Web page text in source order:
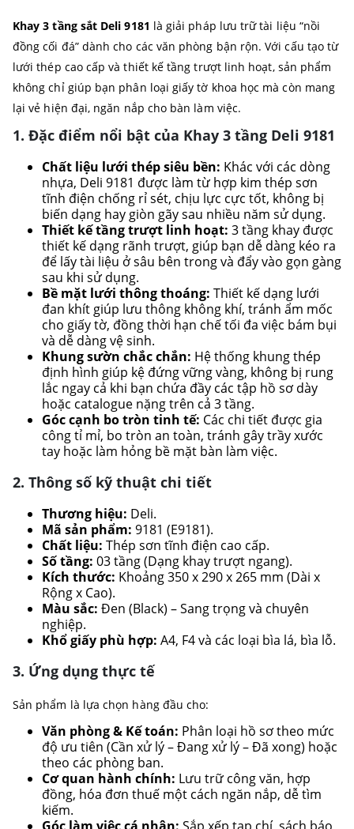
Khay 3 tầng sắt Deli 9181 là giải pháp lưu trữ tài liệu “nồi
đồng cối đá” dành cho các văn phòng bận rộn. Với cấu tạo từ
lưới thép cao cấp và thiết kế tầng trượt linh hoạt, sản phẩm
không chỉ giúp bạn phân loại giấy tờ khoa học mà còn mang
lại vẻ hiện đại, ngăn nắp cho bàn làm việc.
1. Đặc điểm nổi bật của Khay 3 tầng Deli 9181
Chất liệu lưới thép siêu bền: Khác với các dòng
nhựa, Deli 9181 được làm từ hợp kim thép sơn
tĩnh điện chống rỉ sét, chịu lực cực tốt, không bị
biến dạng hay giòn gãy sau nhiều năm sử dụng.
Thiết kế tầng trượt linh hoạt: 3 tầng khay được
thiết kế dạng rãnh trượt, giúp bạn dễ dàng kéo ra
để lấy tài liệu ở sâu bên trong và đẩy vào gọn gàng
sau khi sử dụng.
Bề mặt lưới thông thoáng: Thiết kế dạng lưới
đan khít giúp lưu thông không khí, tránh ẩm mốc
cho giấy tờ, đồng thời hạn chế tối đa việc bám bụi
và dễ dàng vệ sinh.
Khung sườn chắc chắn: Hệ thống khung thép
định hình giúp kệ đứng vững vàng, không bị rung
lắc ngay cả khi bạn chứa đầy các tập hồ sơ dày
hoặc catalogue nặng trên cả 3 tầng.
Góc cạnh bo tròn tinh tế: Các chi tiết được gia
công tỉ mỉ, bo tròn an toàn, tránh gây trầy xước
tay hoặc làm hỏng bề mặt bàn làm việc.
2. Thông số kỹ thuật chi tiết
Thương hiệu: Deli.
Mã sản phẩm: 9181 (E9181).
Chất liệu: Thép sơn tĩnh điện cao cấp.
Số tầng: 03 tầng (Dạng khay trượt ngang).
Kích thước: Khoảng 350 x 290 x 265 mm (Dài x
Rộng x Cao).
Màu sắc: Đen (Black) – Sang trọng và chuyên
nghiệp.
Khổ giấy phù hợp: A4, F4 và các loại bìa lá, bìa lỗ.
3. Ứng dụng thực tế
Sản phẩm là lựa chọn hàng đầu cho:
Văn phòng & Kế toán: Phân loại hồ sơ theo mức
độ ưu tiên (Cần xử lý – Đang xử lý – Đã xong) hoặc
theo các phòng ban.
Cơ quan hành chính: Lưu trữ công văn, hợp
đồng, hóa đơn thuế một cách ngăn nắp, dễ tìm
kiếm.